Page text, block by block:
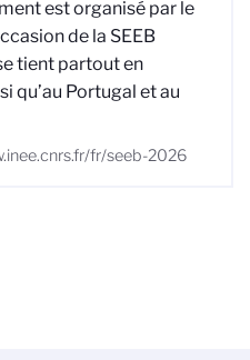
est organisé par le
de la SEEB
tient partout en
qu’au Portugal et au
fr/seeb-2026